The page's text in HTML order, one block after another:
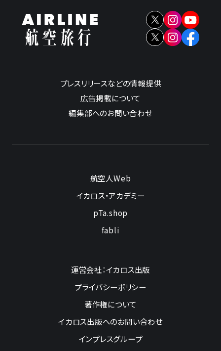
プレスリリースなどの情報提供
広告掲載について
編集部へのお問い合わせ
航空人Web
イカロス・アカデミー
pTa.shop
fabli
運営会社：イカロス出版
プライバシーポリシー
著作権について
イカロス出版へのお問い合わせ
インプレスグループ